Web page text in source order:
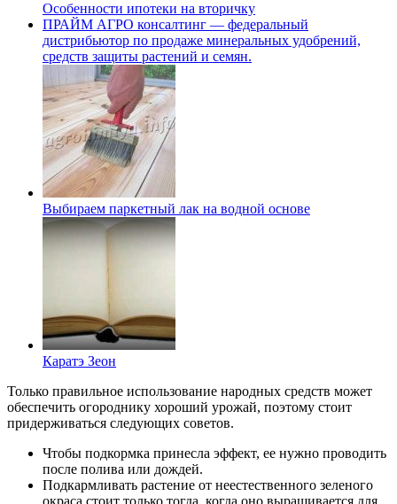
Особенности ипотеки на вторичку
ПРАЙМ АГРО консалтинг — федеральный
дистрибьютор по продаже минеральных удобрений,
средств защиты растений и семян.
Выбираем паркетный лак на водной основе
Каратэ Зеон
Только правильное использование народных средств может
обеспечить огороднику хороший урожай, поэтому стоит
придерживаться следующих советов.
Чтобы подкормка принесла эффект, ее нужно проводить
после полива или дождей.
Подкармливать растение от неестественного зеленого
окраса стоит только тогда, когда оно выращивается для